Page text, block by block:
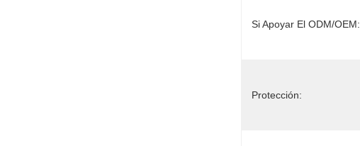
Si Apoyar El ODM/OEM:
Protección: